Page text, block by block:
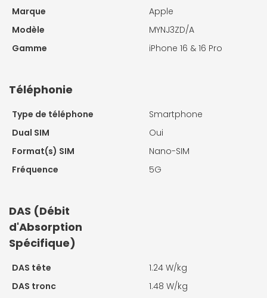
Marque
Apple
Modèle
MYNJ3ZD/A
Gamme
iPhone 16 & 16 Pro
Téléphonie
Type de téléphone
Smartphone
Dual SIM
Oui
Format(s) SIM
Nano-SIM
Fréquence
5G
DAS (Débit
d'Absorption
Spécifique)
DAS tête
1.24 W/kg
DAS tronc
1.48 W/kg